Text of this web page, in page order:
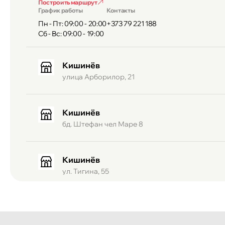
• удобные инструменты обработки фото и видео
• яркий экран с высокой читаемостью на солнце
• современный дизайн в нескольких цветах
Galaxy A56 объединяет качественный экран,
получать максимум без лишних настроек и
решением на долгий срок.
Построить маршрут
График работы
Пн - Пт: 09:00 - 20:00
Сб - Вс: 09:00 - 19:00
Контакты
+373 79 221 188
Кишинёв
улица Арборилор, 21
Кишинёв
бд. Штефан чел Маре 8
Кишинёв
ул. Тигина, 55